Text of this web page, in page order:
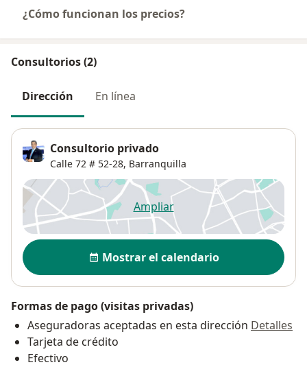
¿Cómo funcionan los precios?
Consultorios (2)
Dirección En línea
Consultorio privado
Calle 72 # 52-28, Barranquilla
Ampliarse abre en una nueva
Disponibilidad
Mostrar el calendario
Formas de pago (visitas privadas)
Aseguradoras aceptadas en esta dirección Detalles
Tarjeta de crédito
Efectivo